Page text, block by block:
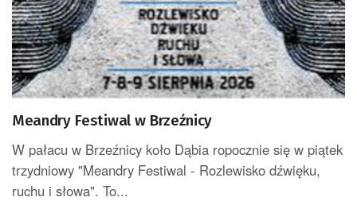
Meandry Festiwal w Brzeźnicy
W pałacu w Brzeźnicy koło Dąbia ropocznie się w piątek
trzydniowy "Meandry Festiwal - Rozlewisko dźwięku,
ruchu i słowa". To...